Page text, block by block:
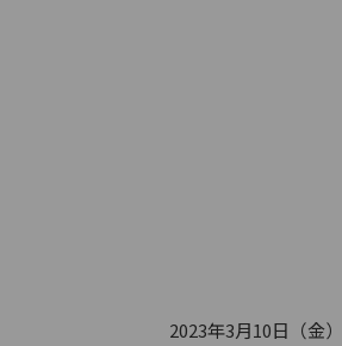
2023年3月10日（金